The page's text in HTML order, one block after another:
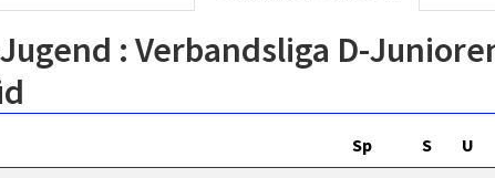
:Verbandsliga D-
Sp S U